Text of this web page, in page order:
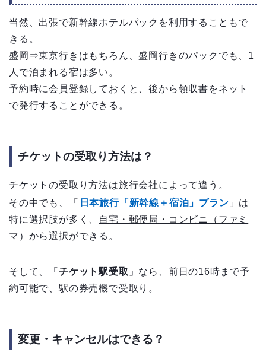
当然、出張で新幹線ホテルパックを利用することもで
きる。
盛岡⇒東京行きはもちろん、盛岡行きのパックでも、1
人で泊まれる宿は多い。
予約時に会員登録しておくと、後から領収書をネット
で発行することができる。
チケットの受取り方法は？
チケットの受取り方法は旅行会社によって違う。
その中でも、「
日本旅行「新幹線＋宿泊」プラン 」は
特に選択肢が多く、
自宅・郵便局・コンビニ（ファミ
マ）から選択ができる 。
そして、「 チケット駅受取 」なら、前日の16時まで予
約可能で、駅の券売機で受取り。
変更・キャンセルはできる？